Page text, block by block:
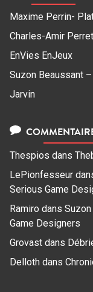
Maxime Perrin-
Charles-Amir
EnVies EnJeux
Suzon Beaussant
Jarvin
Thespios dans
LePionfesseur
Serious Game
Ramiro dans
Game Designers
Grovast dans
Delloth dans